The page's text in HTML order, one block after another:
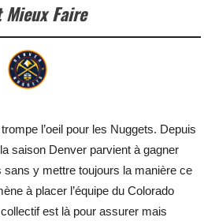
Mieux Faire
l’oeil pour les Nuggets. Depuis
saison Denver parvient à gagner
sans y mettre toujours la manière ce
à placer l’équipe du Colorado
est là pour assurer mais